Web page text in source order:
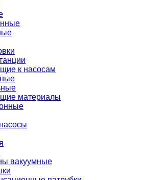
к насосам
материалы
вакуумные